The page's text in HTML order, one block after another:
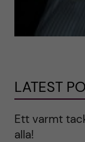
LATEST
Ett varmt
alla!